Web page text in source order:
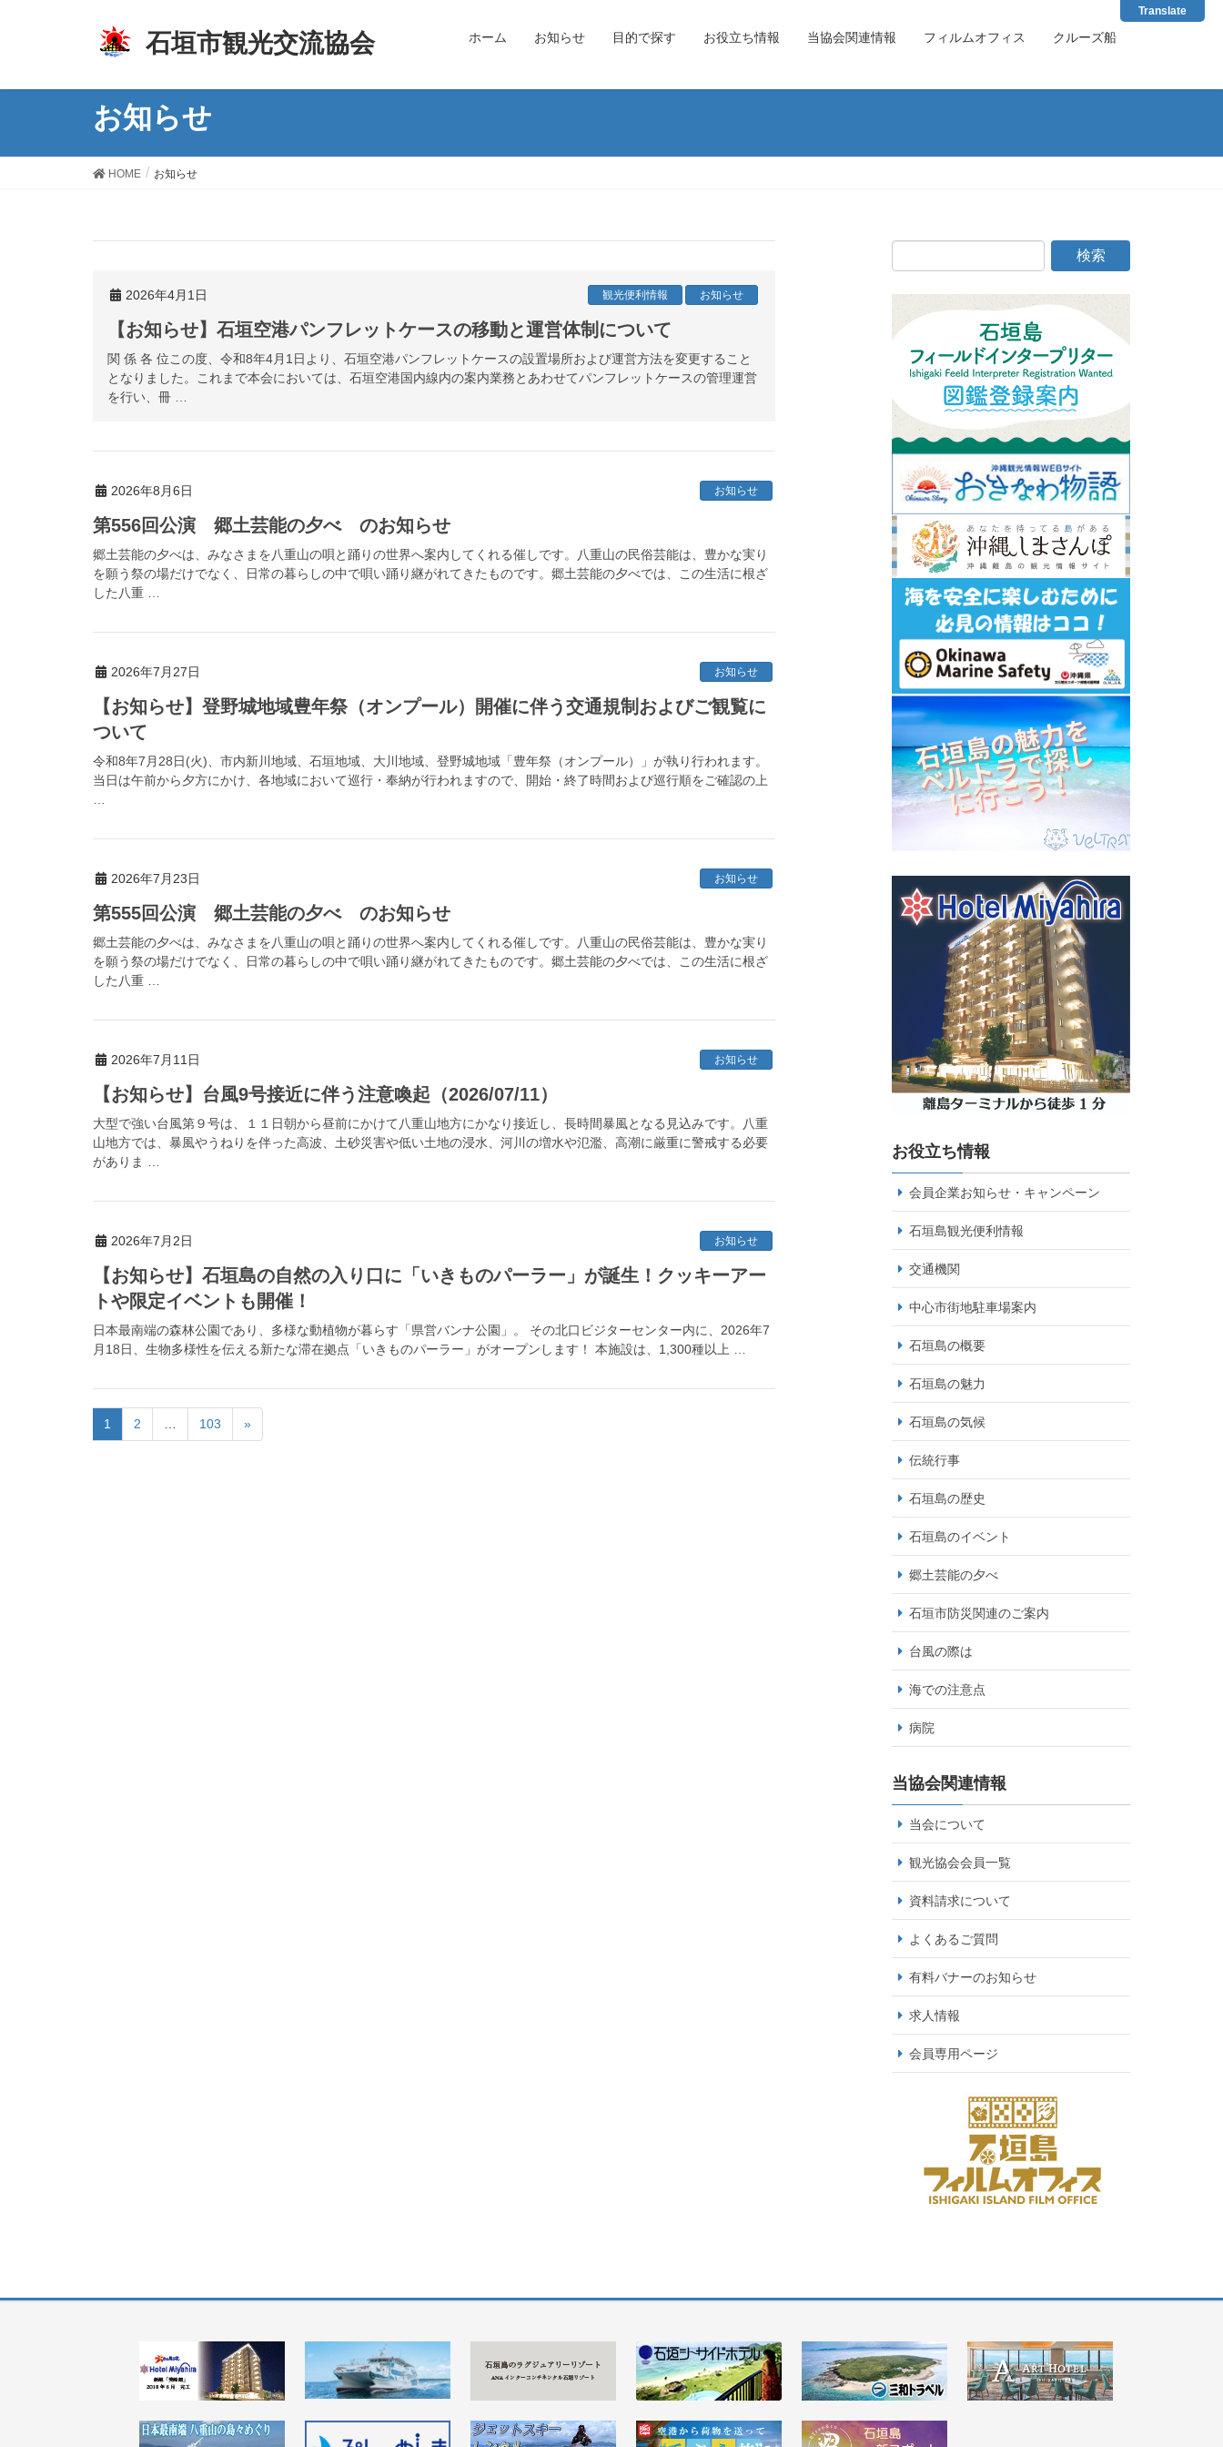
石垣市観光交流協会 ホーム お知らせ 目的で探す お役立ち情報 当協会関連情報 フィルムオフィス クルーズ船
お知らせ
HOME お知らせ
2026年4月1日 お知らせ
観光便利情報
【お知らせ】石垣空港パンフレットケースの移動と運営体制について
関 係 各 位この度、令和8年4月1日より、石垣空港パンフレットケースの設置場所および運営方法を変更すること
となりました。これまで本会においては、石垣空港国内線内の案内業務とあわせてパンフレットケースの管理運営
を行い、冊 …
2026年8月6日 お知らせ
第556回公演 郷土芸能の夕べ のお知らせ
郷土芸能の夕べは、みなさまを八重山の唄と踊りの世界へ案内してくれる催しです。八重山の民俗芸能は、豊かな実り
を願う祭の場だけでなく、日常の暮らしの中で唄い踊り継がれてきたものです。郷土芸能の夕べでは、この生活に根ざ
した八重 …
2026年7月27日 お知らせ
【お知らせ】登野城地域豊年祭（オンプール）開催に伴う交通規制およびご観覧に
ついて
令和8年7月28日(火)、市内新川地域、石垣地域、大川地域、登野城地域「豊年祭（オンプール）」が執り行われます。
当日は午前から夕方にかけ、各地域において巡行・奉納が行われますので、開始・終了時間および巡行順をご確認の上
2026年7月23日 お知らせ
第555回公演 郷土芸能の夕べ のお知らせ
郷土芸能の夕べは、みなさまを八重山の唄と踊りの世界へ案内してくれる催しです。八重山の民俗芸能は、豊かな実り
を願う祭の場だけでなく、日常の暮らしの中で唄い踊り継がれてきたものです。郷土芸能の夕べでは、この生活に根ざ
した八重 …
2026年7月11日 お知らせ
【お知らせ】台風9号接近に伴う注意喚起（2026/07/11）
大型で強い台風第９号は、１１日朝から昼前にかけて八重山地方にかなり接近し、長時間暴風となる見込みです。八重
山地方では、暴風やうねりを伴った高波、土砂災害や低い土地の浸水、河川の増水や氾濫、高潮に厳重に警戒する必要
がありま …
2026年7月2日 お知らせ
【お知らせ】石垣島の自然の入り口に「いきものパーラー」が誕生！クッキーアー
トや限定イベントも開催！
日本最南端の森林公園であり、多様な動植物が暮らす「県営バンナ公園」。 その北口ビジターセンター内に、2026年7
月18日、生物多様性を伝える新たな滞在拠点「いきものパーラー」がオープンします！ 本施設は、1,300種以上 …
1 2 103 »
お役立ち情報
会員企業お知らせ・キャンペーン
石垣島観光便利情報
交通機関
中心市街地駐車場案内
石垣島の概要
石垣島の魅力
石垣島の気候
伝統行事
石垣島の歴史
石垣島のイベント
郷土芸能の夕べ
石垣市防災関連のご案内
台風の際は
海での注意点
病院
当協会関連情報
当会について
観光協会会員一覧
資料請求について
よくあるご質問
有料バナーのお知らせ
求人情報
会員専用ページ
Translate